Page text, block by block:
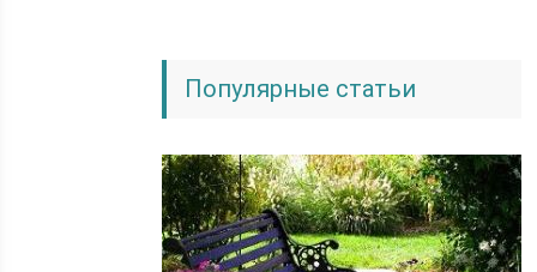
Популярные статьи